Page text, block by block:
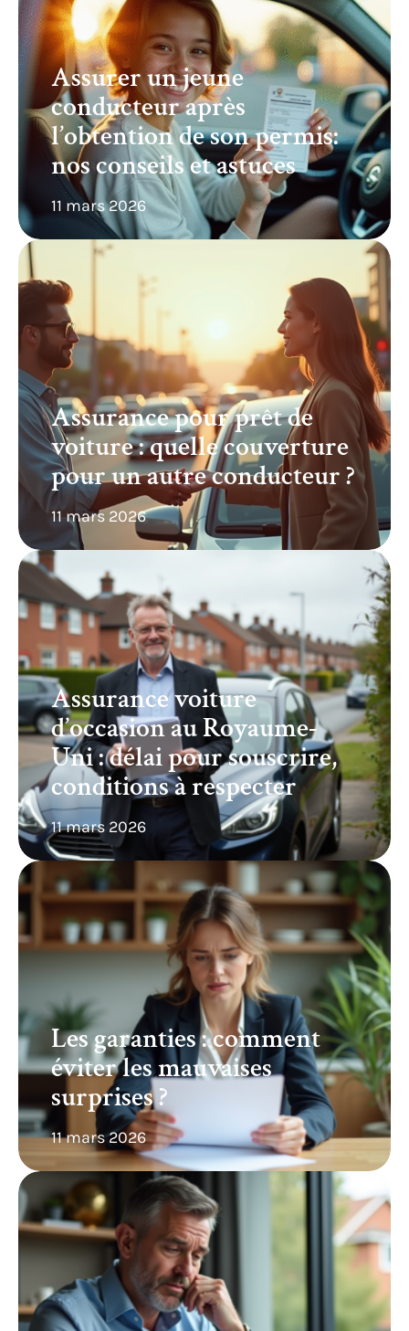
Assurer un jeune
conducteur après
l’obtention de son permis:
nos conseils et astuces
11 mars 2026
Assurance pour prêt de
voiture : quelle couverture
pour un autre conducteur ?
11 mars 2026
Assurance voiture
d’occasion au Royaume-
Uni : délai pour souscrire,
conditions à respecter
11 mars 2026
Les garanties : comment
éviter les mauvaises
surprises ?
11 mars 2026